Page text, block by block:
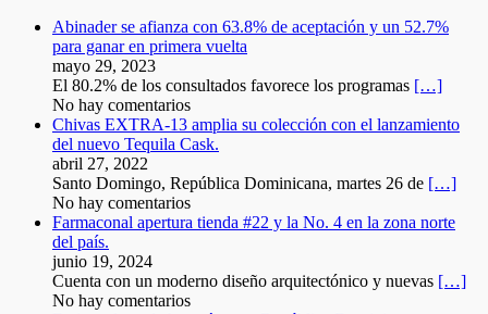
Abinader se afianza con 63.8% de aceptación y un 52.7%
para ganar en primera vuelta
mayo 29, 2023
El 80.2% de los consultados favorece los programas […]
No hay comentarios
Chivas EXTRA-13 amplia su colección con el lanzamiento
del nuevo Tequila Cask.
abril 27, 2022
Santo Domingo, República Dominicana, martes 26 de […]
No hay comentarios
Farmaconal apertura tienda #22 y la No. 4 en la zona norte
del país.
junio 19, 2024
Cuenta con un moderno diseño arquitectónico y nuevas […]
No hay comentarios